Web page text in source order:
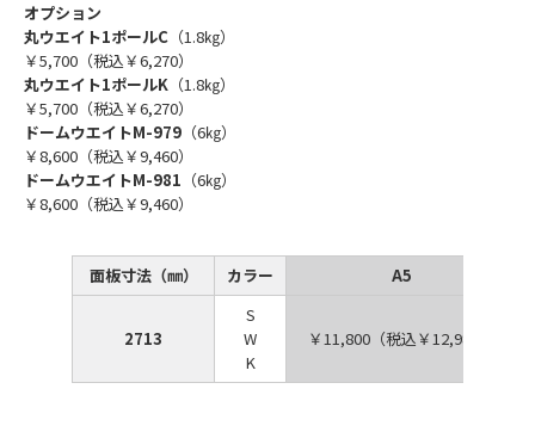
オプション
丸ウエイト1ポールC （1.8㎏）
￥5,700（税込￥6,270）
丸ウエイト1ポールK （1.8㎏）
￥5,700（税込￥6,270）
ドームウエイトM-979 （6㎏）
￥8,600（税込￥9,460）
ドームウエイトM-981 （6㎏）
￥8,600（税込￥9,460）
面板寸法（㎜） カラー A5
2713
S
W
K
￥11,800（税込￥12,980）